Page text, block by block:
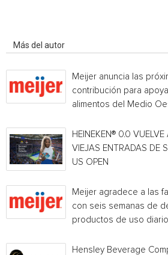
Más del autor
Meijer anuncia las
contribución para
alimentos del Medio
HEINEKEN® 0.0
VIEJAS ENTRADAS DE
US OPEN
Meijer agradece a las
con seis semanas de
productos de uso diario
Hensley Beverage